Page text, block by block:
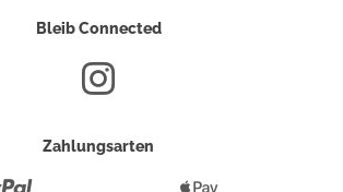
Bleib Connected
Zahlungsarten